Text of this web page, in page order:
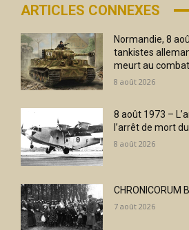
ARTICLES CONNEXES
Normandie, 8
tankistes
meurt au combat.
8 août 2026
8 août 1973 –
l’arrêt de mort
8 août 2026
CHRONICORUM
7 août 2026